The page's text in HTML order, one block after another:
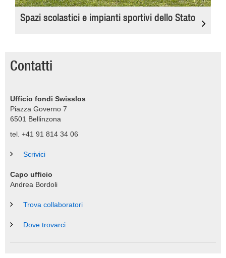
Spazi scolastici e impianti sportivi dello Stato
Contatti
Ufficio fondi Swisslos
Piazza Governo 7
6501 Bellinzona
tel. +41 91 814 34 06
Scrivici
Capo ufficio
Andrea Bordoli
Trova collaboratori
Dove trovarci